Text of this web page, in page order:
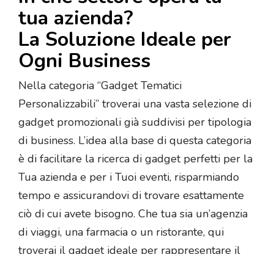
tua azienda?
La Soluzione Ideale per
Ogni Business
Nella categoria “Gadget Tematici
Personalizzabili” troverai una vasta selezione di
gadget promozionali già suddivisi per tipologia
di business. L’idea alla base di questa categoria
è di facilitare la ricerca di gadget perfetti per la
Tua azienda e per i Tuoi eventi, risparmiando
tempo e assicurandovi di trovare esattamente
ciò di cui avete bisogno. Che tua sia un’agenzia
di viaggi, una farmacia o un ristorante, qui
troverai il gadget ideale per rappresentare il